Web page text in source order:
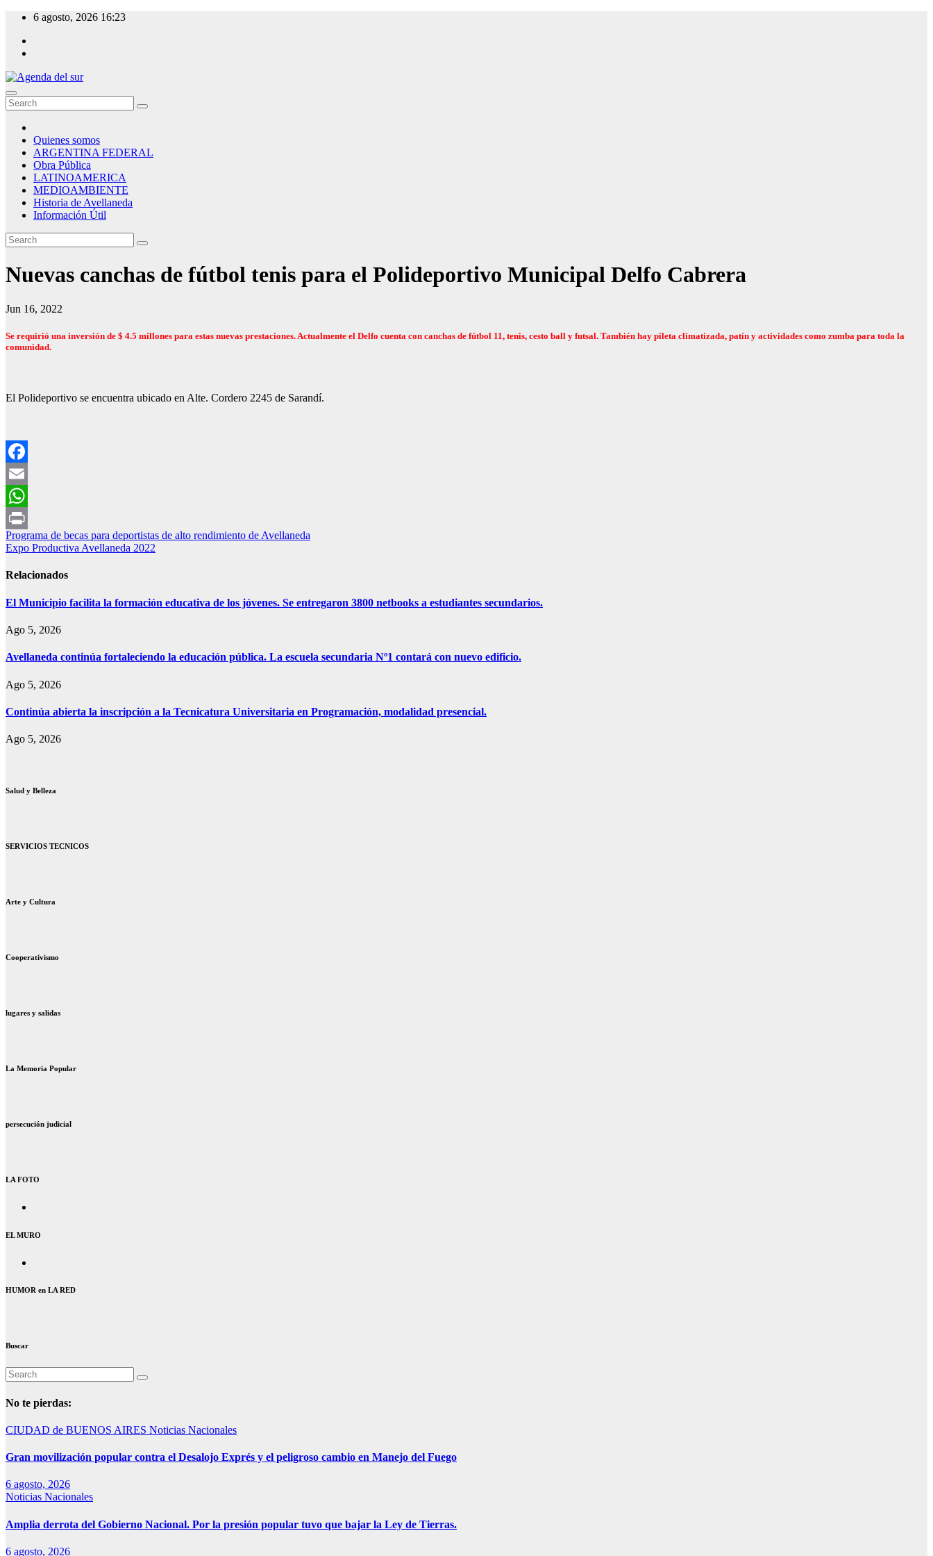
Skip
content
6 agosto, 2026 16:23
Agenda del sur
Quienes somos
ARGENTINA FEDERAL
Obra Pública
LATINOAMERICA
MEDIOAMBIENTE
Historia de Avellaneda
Información Útil
Nuevas canchas de fútbol tenis para el Polideportivo Municipal Delfo Cabrera
Jun 16, 2022
Se requirió una inversión de $ 4.5 millones para estas nuevas prestaciones. Actualmente el Delfo cuenta con canchas de fútbol 11, tenis, cesto ball y futsal. También hay pileta climatizada, patín y actividades como zumba para toda la
comunidad.
El Polideportivo se encuentra ubicado en Alte. Cordero 2245 de Sarandí.
Facebook
Email
WhatsApp
Print
Navegación
de
entradas
Programa de becas para deportistas de alto rendimiento de Avellaneda
Expo Productiva Avellaneda 2022
Relacionados
El Municipio facilita la formación educativa de los jóvenes. Se entregaron 3800 netbooks a estudiantes secundarios.
Ago 5, 2026
Avellaneda continúa fortaleciendo la educación pública. La escuela secundaria Nº1 contará con nuevo edificio.
Ago 5, 2026
Continúa abierta la inscripción a la Tecnicatura Universitaria en Programación, modalidad presencial.
Ago 5, 2026
Salud y Belleza
SERVICIOS TECNICOS
Arte y Cultura
Cooperativismo
lugares y salidas
La Memoria Popular
persecución judicial
LA FOTO
EL MURO
HUMOR en LA RED
Buscar
No te pierdas:
CIUDAD de BUENOS AIRES Noticias Nacionales
Gran movilización popular contra el Desalojo Exprés y el peligroso cambio en Manejo del Fuego
6 agosto, 2026
Noticias Nacionales
Amplia derrota del Gobierno Nacional. Por la presión popular tuvo que bajar la Ley de Tierras.
6 agosto, 2026